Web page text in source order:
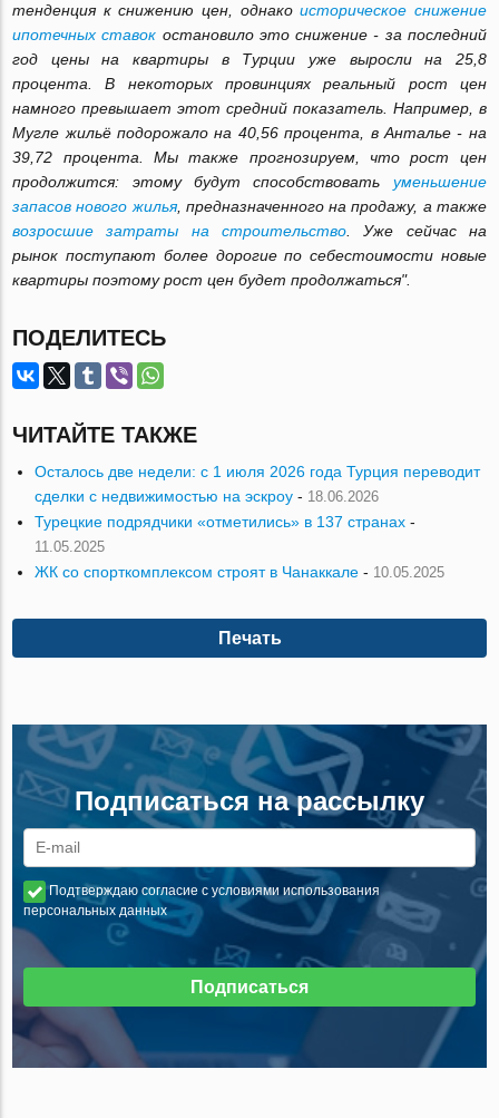
тенденция к снижению цен, однакоисторическое снижение
ипотечных ставок остановило это снижение - за последний
год цены на квартиры в Турции уже выросли на 25,8
процента. В некоторых провинциях реальный рост цен
намного превышает этот средний показатель. Например, в
Мугле жильё подорожало на 40,56 процента, в Анталье - на
39,72 процента. Мы также прогнозируем, что рост цен
продолжится: этому будут способствовать уменьшение
запасов нового жилья, предназначенного на продажу, а также
возросшие затраты на строительство . Уже сейчас на
рынок поступают более дорогие по себестоимости новые
квартиры поэтому рост цен будет продолжаться".
ПОДЕЛИТЕСЬ
ЧИТАЙТЕ ТАКЖЕ
Осталось две недели: с 1 июля 2026 года Турция переводит
сделки с недвижимостью на эскроу - 18.06.2026
Турецкие подрядчики «отметились» в 137 странах -
11.05.2025
ЖК со спорткомплексом строят в Чанаккале - 10.05.2025
Печать
Подписаться на рассылку
Подтверждаю согласие с условиями использования
персональных данных
Подписаться